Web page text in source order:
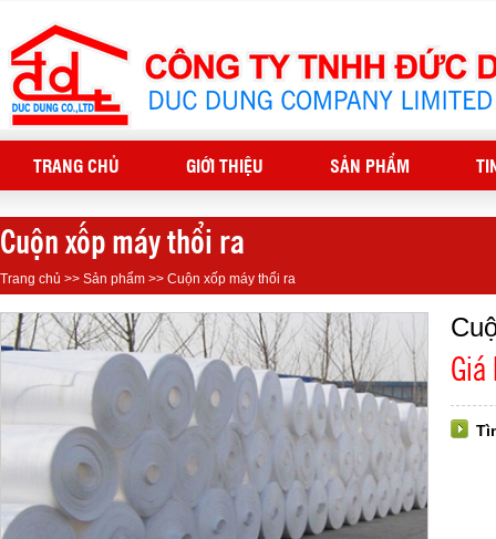
TRANG CHỦ GIỚI THIỆU SẢN PHẨM
Cuộn xốp máy thổi ra
Trang chủ >> Sản phẩm >> Cuộn xốp máy thổi ra